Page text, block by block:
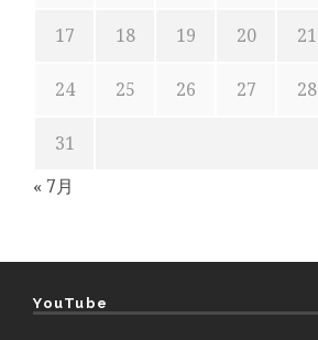
17 18 19 20 21
24 25 26 27 28
31
« 7月
YouTube